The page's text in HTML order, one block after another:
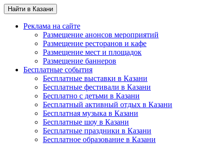
Найти в Казани
Реклама на сайте
Размещение анонсов мероприятий
Размещение ресторанов и кафе
Размещение мест и площадок
Размещение баннеров
Бесплатные события
Бесплатные выставки в Казани
Бесплатные фестивали в Казани
Бесплатно с детьми в Казани
Бесплатный активный отдых в Казани
Бесплатная музыка в Казани
Бесплатные шоу в Казани
Бесплатные праздники в Казани
Бесплатное образование в Казани